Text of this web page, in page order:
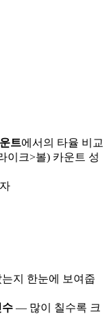
트에서의 타율 비교
이크>볼) 카운트 성
지 한눈에 보여줍
수 — 많이 칠수록 크